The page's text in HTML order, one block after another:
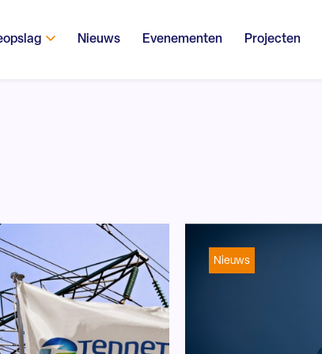
Nieuws Evenementen Projecten
Nieuws